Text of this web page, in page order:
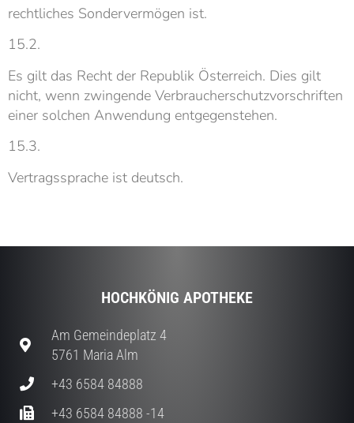
rechtliches Sondervermögen ist.
15.2.
Es gilt das Recht der Republik Österreich. Dies gilt
nicht, wenn zwingende Verbraucherschutzvorschriften
einer solchen Anwendung entgegenstehen.
15.3.
Vertragssprache ist deutsch.
HOCHKÖNIG APOTHEKE
Am Gemeindeplatz 4
5761 Maria Alm
+43 6584 84888
+43 6584 84888 -14